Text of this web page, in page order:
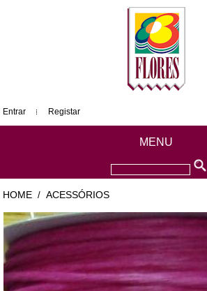
Entrar Registar
MENU
HOME / ACESSÓRIOS